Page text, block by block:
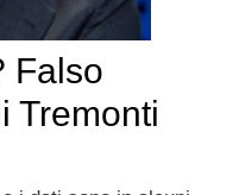
Falso
Tremonti